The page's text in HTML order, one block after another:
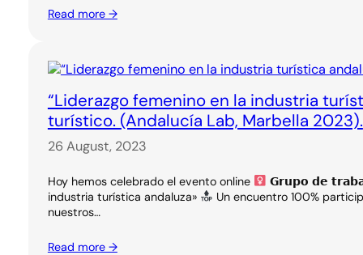
Read more →
“Liderazgo femenino en la industria
turístico. (Andalucía Lab, Marbella 2023).
26 August, 2023
Hoy hemos celebrado el evento online
𝗚𝗿𝘂𝗽𝗼 𝗱𝗲
industria turística andaluza»
Un encuentro 100%
nuestros…
Read more →